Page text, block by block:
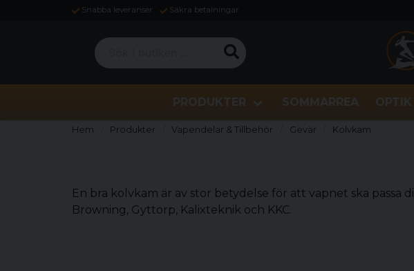
Snabba leveranser Säkra betalningar
Sök i butiken ...
PRODUKTER SOMMARREA
Hem Produkter Vapendelar & Tillbehör Gevär Kolvkam
En bra kolvkam är av stor betydelse för att vapnet ska
Browning, Gyttorp, Kalixteknik och KKC.